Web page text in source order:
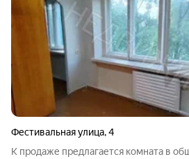
Фестивальная улица,4
К продаже предлагается комната в